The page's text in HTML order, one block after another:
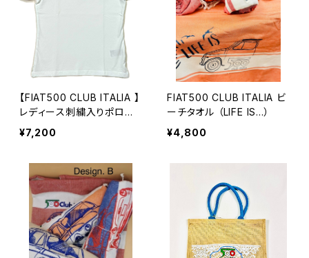
【FIAT500 CLUB ITALIA 】
レディース刺繍入りポロシ
ャツ
¥7,200
FIAT500 CLUB ITALIA ビ
ーチタオル （LIFE IS…）
¥4,800